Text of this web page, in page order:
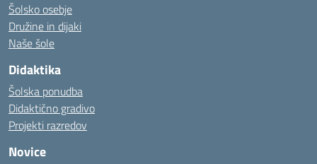
Šolsko osebje
Družine in dijaki
Naše šole
Didaktika
Šolska ponudba
Didaktično gradivo
Projekti razredov
Novice